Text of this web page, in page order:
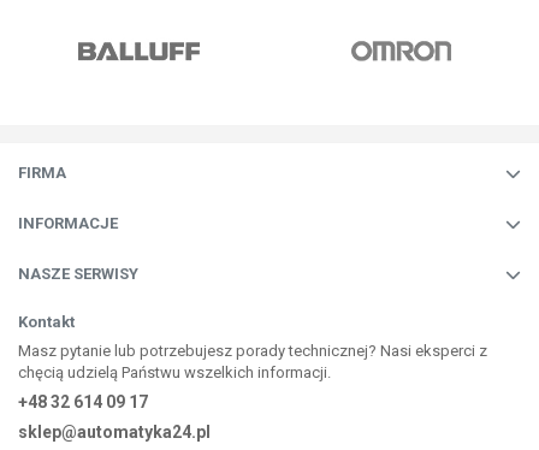
FIRMA
INFORMACJE
NASZE SERWISY
Kontakt
Masz pytanie lub potrzebujesz porady technicznej? Nasi eksperci z
chęcią udzielą Państwu wszelkich informacji.
+48 32 614 09 17
sklep@automatyka24.pl